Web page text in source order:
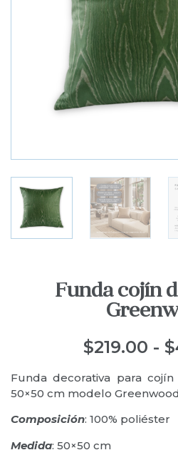
Funda cojín
$219.00 - $
Funda decorativa para cojín
50×50 cm modelo
Composición: 100% poliéster
Medida: 50×50 cm